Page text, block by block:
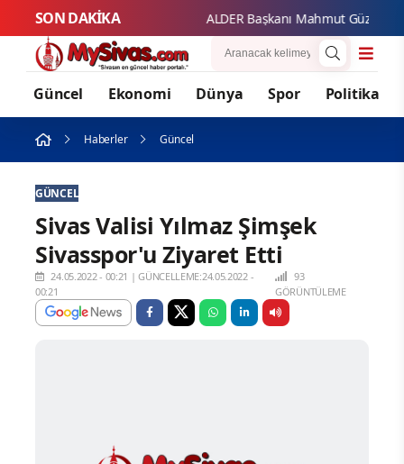
SON DAKİKA ALDER Başkanı Mahmut
Güncel Ekonomi Dünya Spor Politika
Haberler Güncel
GÜNCEL
Sivas Valisi Yılmaz Şimşek
Sivasspor'u Ziyaret Etti
24.05.2022 - 00:21 |GÜNCELLEME:24.05.2022 -
00:21
93
GÖRÜNTÜLEME